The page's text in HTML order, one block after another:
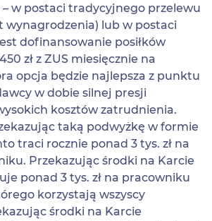
– w postaci tradycyjnego przelewu
wynagrodzenia) lub w postaci
dofinansowanie posiłków
zł z ZUS miesięcznie na
opcja będzie najlepsza z punktu
w dobie silnej presji
kosztów zatrudnienia.
taką podwyżkę w formie
traci rocznie ponad 3 tys. zł na
Przekazując środki na Karcie
ponad 3 tys. zł na pracowniku
korzystają wszyscy
środki na Karcie